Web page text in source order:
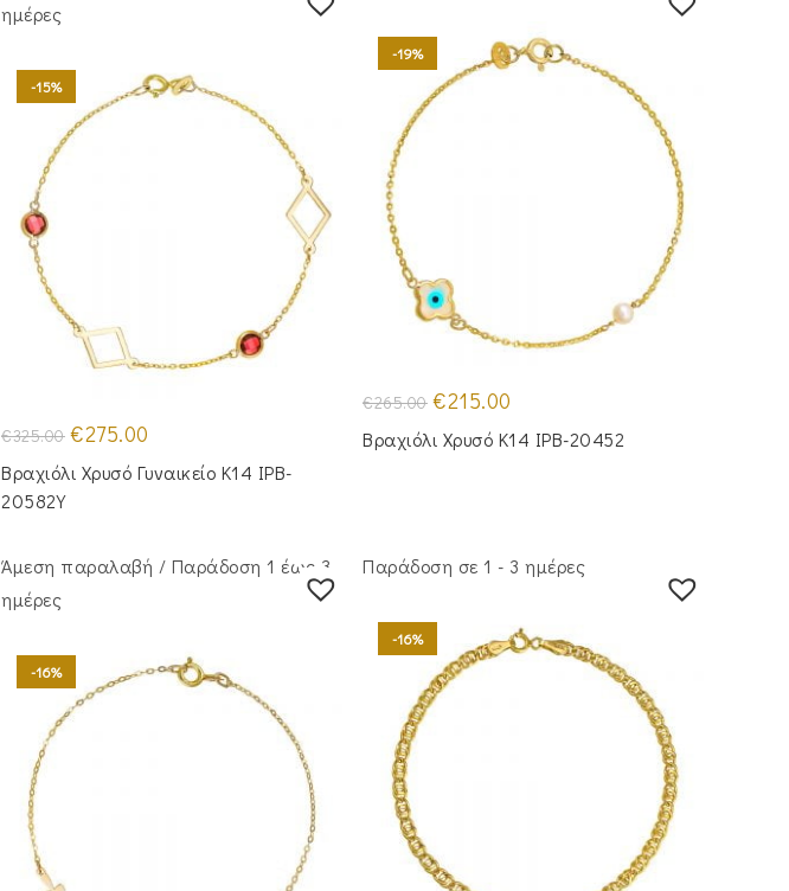
ημέρες
-15%
€325.00 Original
price
was:
€325.00.
€275.00
είναι:
Βραχιόλι Χρυσό Γυναικείο Κ14 IPB-
20582Y
-19%
€265.00 Original
price
was:
€265.00.
€215.00
τιμή
είναι:
Βραχιόλι Χρυσό Κ14 IPB-20452
Άμεση παραλαβή / Παράδoση 1 έως 3
ημέρες
-16%
Παράδοση σε 1 - 3 ημέρες
-16%